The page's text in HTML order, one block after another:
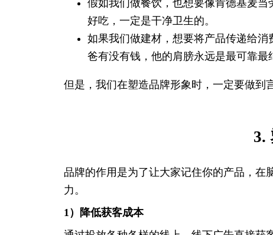
假如我们做餐饮，也想要像肯德基麦
好吃，一定是干净卫生的。
如果我们做建材，想要将产品传递给
爸有没有钱，他的肩膀永远是最可靠最
但是，我们在塑造品牌形象时，一定要做到
3.
品牌的作用是为了让大家记住你的产品，
力。
1）降低获客成本